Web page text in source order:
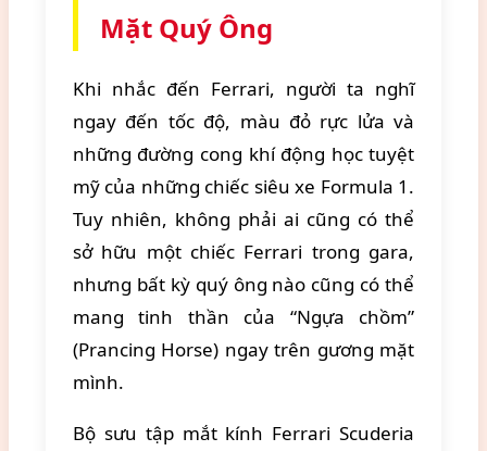
Mặt Quý Ông
Khi nhắc đến Ferrari, người ta nghĩ
ngay đến tốc độ, màu đỏ rực lửa và
những đường cong khí động học tuyệt
mỹ của những chiếc siêu xe Formula 1.
Tuy nhiên, không phải ai cũng có thể
sở hữu một chiếc Ferrari trong gara,
nhưng bất kỳ quý ông nào cũng có thể
mang tinh thần của “Ngựa chồm”
(Prancing Horse) ngay trên gương mặt
mình.
Bộ sưu tập mắt kính Ferrari Scuderia